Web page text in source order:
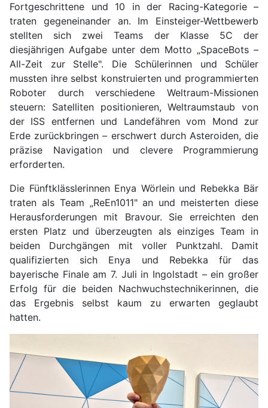
Fortgeschrittene und 10 in der Racing-Kategorie –
traten gegeneinander an. Im Einsteiger-Wettbewerb
stellten sich zwei Teams der Klasse 5C der
diesjährigen Aufgabe unter dem Motto „SpaceBots –
All-Zeit zur Stelle". Die Schülerinnen und Schüler
mussten ihre selbst konstruierten und programmierten
Roboter durch verschiedene Weltraum-Missionen
steuern: Satelliten positionieren, Weltraumstaub von
der ISS entfernen und Landefähren vom Mond zur
Erde zurückbringen – erschwert durch Asteroiden, die
präzise Navigation und clevere Programmierung
erforderten.
Die Fünftklässlerinnen Enya Wörlein und Rebekka Bär
traten als Team „ReEn1011" an und meisterten diese
Herausforderungen mit Bravour. Sie erreichten den
ersten Platz und überzeugten als einziges Team in
beiden Durchgängen mit voller Punktzahl. Damit
qualifizierten sich Enya und Rebekka für das
bayerische Finale am 7. Juli in Ingolstadt – ein großer
Erfolg für die beiden Nachwuchstechnikerinnen, die
das Ergebnis selbst kaum zu erwarten geglaubt
hatten.